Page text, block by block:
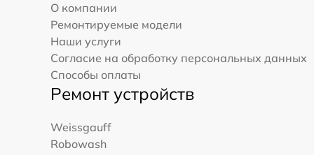
О компании
Ремонтируемые модели
Наши услуги
Согласие на обработку персональных данных
Способы оплаты
Ремонт устройств
Weissgauff
Robowash